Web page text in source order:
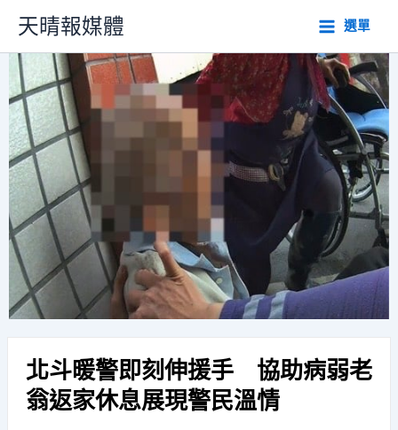
主
內
容
天晴報媒體 選單
北斗暖警即刻伸援手 協助病弱老
翁返家休息展現警民溫情